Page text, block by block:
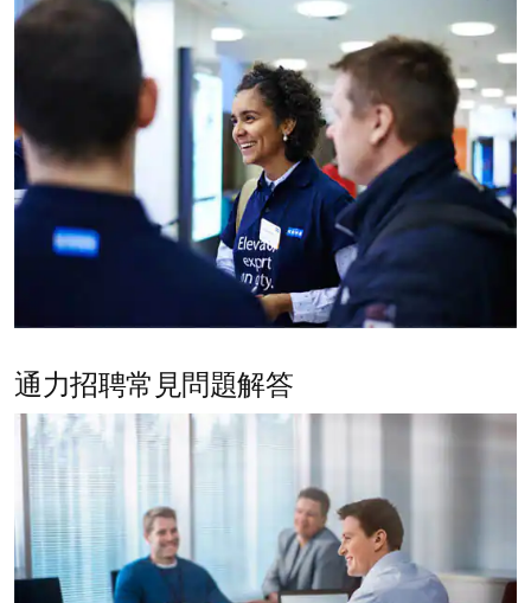
通力招聘常見問題解答